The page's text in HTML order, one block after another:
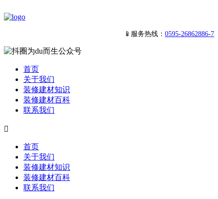
📱服务热线： 0595-26862886-7
首页
关于我们
装修建材知识
装修建材百科
联系我们

首页
关于我们
装修建材知识
装修建材百科
联系我们